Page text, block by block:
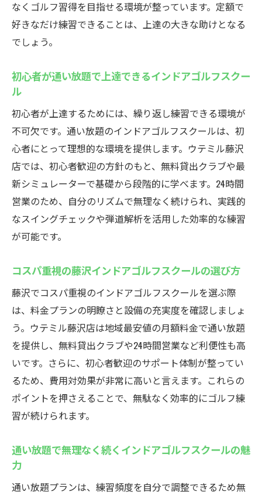
なくゴルフ習得を目指せる環境が整っています。定額で
好きなだけ練習できることは、上達の大きな助けとなる
でしょう。
初心者が通い放題で上達できるインドアゴルフスクー
ル
初心者が上達するためには、繰り返し練習できる環境が
不可欠です。通い放題のインドアゴルフスクールは、初
心者にとって理想的な環境を提供します。ウテミル藤沢
店では、初心者歓迎の方針のもと、無料貸出クラブや最
新シミュレーターで基礎から段階的に学べます。24時間
営業のため、自分のリズムで無理なく続けられ、実践的
なスイングチェックや弾道解析を活用した効率的な練習
が可能です。
コスパ重視の藤沢インドアゴルフスクールの選び方
藤沢でコスパ重視のインドアゴルフスクールを選ぶ際
は、料金プランの明瞭さと設備の充実度を確認しましょ
う。ウテミル藤沢店は地域最安値の月額料金で通い放題
を提供し、無料貸出クラブや24時間営業など利便性も高
いです。さらに、初心者歓迎のサポート体制が整ってい
るため、費用対効果が非常に高いと言えます。これらの
ポイントを押さえることで、無駄なく効率的にゴルフ練
習が続けられます。
通い放題で無理なく続くインドアゴルフスクールの魅
力
通い放題プランは、練習頻度を自分で調整できるため無